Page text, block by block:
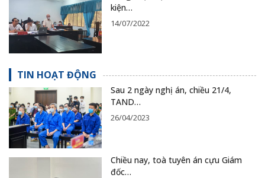
kiện…
14/07/2022
TIN HOẠT ĐỘNG
Sau 2 ngày nghị án, chiều 21/4,
TAND…
26/04/2023
Chiều nay, toà tuyên án cựu Giám
đốc…